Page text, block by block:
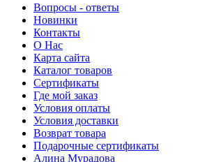
Вопросы - ответы
Новинки
Контакты
О Нас
Карта сайта
Каталог товаров
Сертификаты
Где мой заказ
Условия оплаты
Условия доставки
Возврат товара
Подарочные сертификаты
Алина Мурадова